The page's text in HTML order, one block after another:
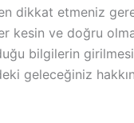
dikkat etmeniz
kesin ve doğru
bilgilerin girilmesi
geleceğiniz